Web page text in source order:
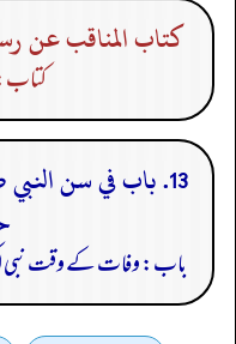
كتاب المناقب عن
13. باب في سن
باب: وفات کے وقت نبی